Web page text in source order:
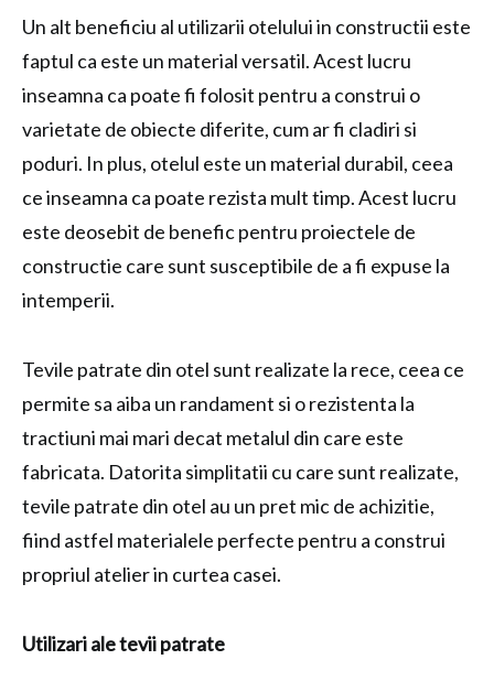
Un alt beneficiu al utilizarii otelului in constructii este
faptul ca este un material versatil. Acest lucru
inseamna ca poate fi folosit pentru a construi o
varietate de obiecte diferite, cum ar fi cladiri si
poduri. In plus, otelul este un material durabil, ceea
ce inseamna ca poate rezista mult timp. Acest lucru
este deosebit de benefic pentru proiectele de
constructie care sunt susceptibile de a fi expuse la
intemperii.
Tevile patrate din otel sunt realizate la rece, ceea ce
permite sa aiba un randament si o rezistenta la
tractiuni mai mari decat metalul din care este
fabricata. Datorita simplitatii cu care sunt realizate,
tevile patrate din otel au un pret mic de achizitie,
fiind astfel materialele perfecte pentru a construi
propriul atelier in curtea casei.
Utilizari ale tevii patrate